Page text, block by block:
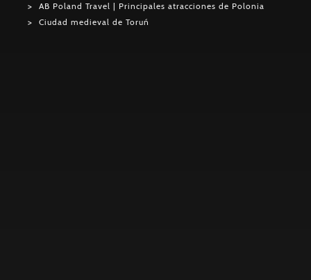
AB Poland Travel | Principales atracciones de Polonia
Ciudad medieval de Toruń